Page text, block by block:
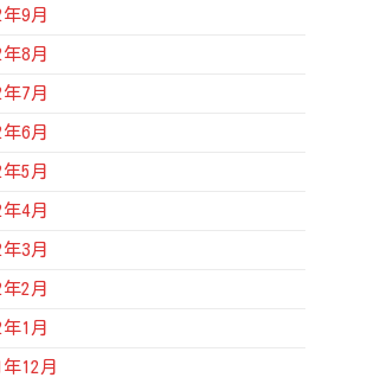
9月
8月
7月
6月
5月
4月
3月
2月
1月
12月